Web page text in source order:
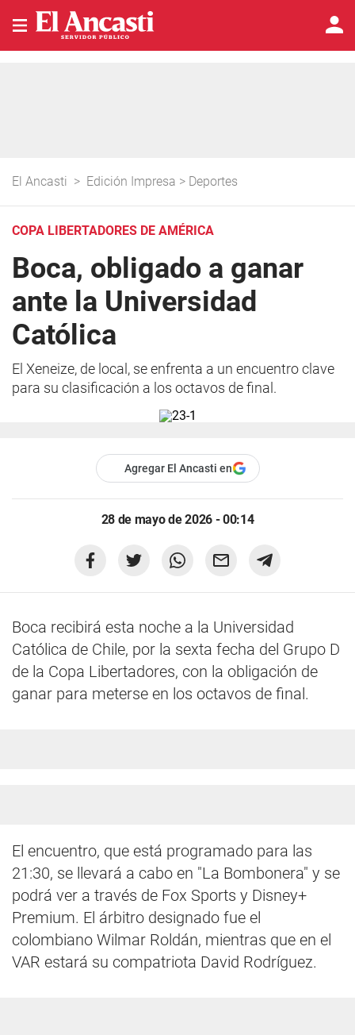
El Ancasti > Edición Impresa > Deportes
COPA LIBERTADORES DE AMÉRICA
Boca, obligado a ganar
ante la Universidad
Católica
El Xeneize, de local, se enfrenta a un encuentro clave
para su clasificación a los octavos de final.
Agregar El Ancasti en
28 de mayo de 2026 - 00:14
Boca recibirá esta noche a la Universidad
Católica de Chile, por la sexta fecha del Grupo D
de la Copa Libertadores, con la obligación de
ganar para meterse en los octavos de final.
El encuentro, que está programado para las
21:30, se llevará a cabo en "La Bombonera" y se
podrá ver a través de Fox Sports y Disney+
Premium. El árbitro designado fue el
colombiano Wilmar Roldán, mientras que en el
VAR estará su compatriota David Rodríguez.